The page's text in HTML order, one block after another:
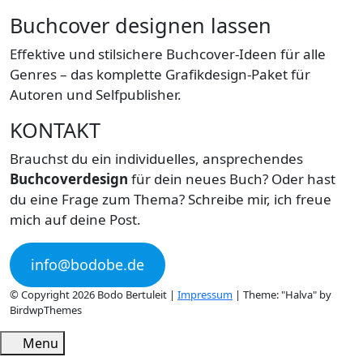
Buchcover designen lassen
Effektive und stilsichere Buchcover-Ideen für alle
Genres – das komplette Grafikdesign-Paket für
Autoren und Selfpublisher.
KONTAKT
Brauchst du ein individuelles, ansprechendes
Buchcoverdesign für dein neues Buch? Oder hast
du eine Frage zum Thema? Schreibe mir, ich freue
mich auf deine Post.
info@bodobe.de
© Copyright 2026 Bodo Bertuleit | Impressum | Theme: "Halva" by
BirdwpThemes
Menu